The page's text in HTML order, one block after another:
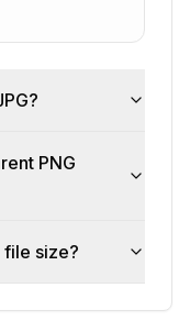
PNG
file size?